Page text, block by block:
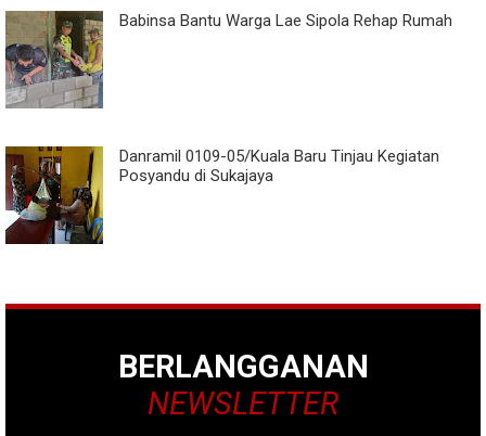
Babinsa Bantu Warga Lae Sipola Rehap Rumah
Danramil 0109-05/Kuala Baru Tinjau Kegiatan
Posyandu di Sukajaya
BERLANGGANAN
NEWSLETTER